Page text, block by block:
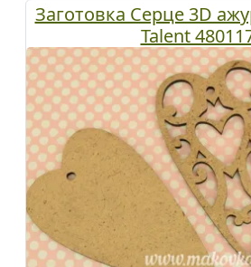
Заготовка Серце 3D
Talent